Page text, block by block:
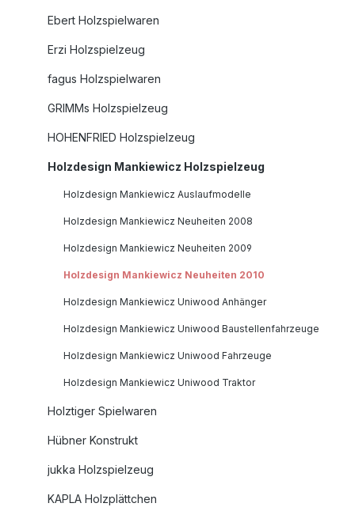
Ebert Holzspielwaren
Erzi Holzspielzeug
fagus Holzspielwaren
GRIMMs Holzspielzeug
HOHENFRIED Holzspielzeug
Holzdesign Mankiewicz Holzspielzeug
Holzdesign Mankiewicz Auslaufmodelle
Holzdesign Mankiewicz Neuheiten 2008
Holzdesign Mankiewicz Neuheiten 2009
Holzdesign Mankiewicz Neuheiten 2010
Holzdesign Mankiewicz Uniwood Anhänger
Holzdesign Mankiewicz Uniwood Baustellenfahrzeuge
Holzdesign Mankiewicz Uniwood Fahrzeuge
Holzdesign Mankiewicz Uniwood Traktor
Holztiger Spielwaren
Hübner Konstrukt
jukka Holzspielzeug
KAPLA Holzplättchen